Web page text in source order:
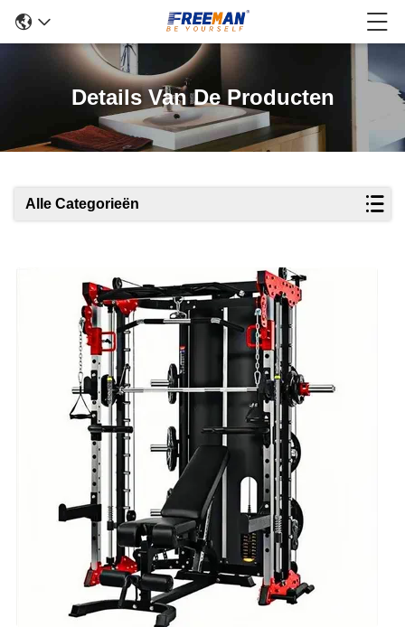
Details Van De Producten
Alle Categorieën